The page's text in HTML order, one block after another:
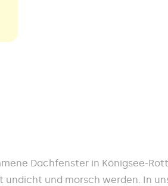
Dachfenster in Königsee-
undicht und morsch werden. In